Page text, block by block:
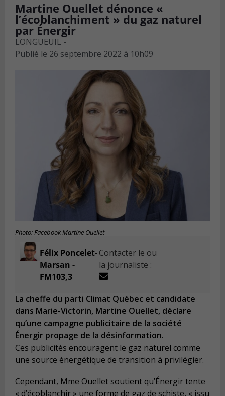
Martine Ouellet dénonce «
l’écoblanchiment » du gaz naturel
par Énergir
LONGUEUIL -
Publié le 26 septembre 2022 à 10h09
Photo: Facebook Martine Ouellet
Félix Poncelet-
Marsan -
FM103,3
Contacter le ou
la journaliste :
La cheffe du parti Climat Québec et candidate
dans Marie-Victorin, Martine Ouellet, déclare
qu’une campagne publicitaire de la société
Énergir propage de la désinformation.
Ces publicités encouragent le gaz naturel comme
une source énergétique de transition à privilégier.
Cependant, Mme Ouellet soutient qu’Énergir tente
« d’écoblanchir » une forme de gaz de schiste, « issu